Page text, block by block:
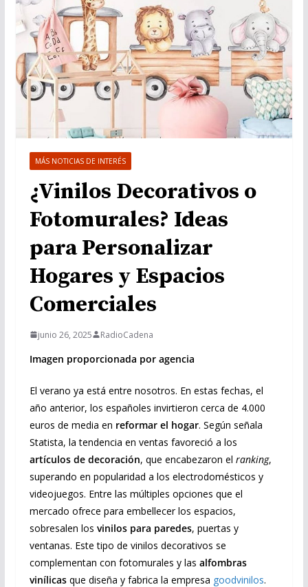
MÁS NOTICIAS DE INTERÉS
¿Vinilos Decorativos o
Fotomurales? Ideas
para Personalizar
Hogares y Espacios
Comerciales
junio 26, 2025 RadioCadena
Imagen proporcionada por agencia
El verano ya está entre nosotros. En estas fechas, el
año anterior, los españoles invirtieron cerca de 4.000
euros de media en reformar el hogar. Según señala
Statista, la tendencia en ventas favoreció a los
artículos de decoración, que encabezaron el ranking,
superando en popularidad a los electrodomésticos y
videojuegos. Entre las múltiples opciones que el
mercado ofrece para embellecer los espacios,
sobresalen los vinilos para paredes, puertas y
ventanas. Este tipo de vinilos decorativos se
complementan con fotomurales y las alfombras
vinílicasque diseña y fabrica la empresa goodvinilos.